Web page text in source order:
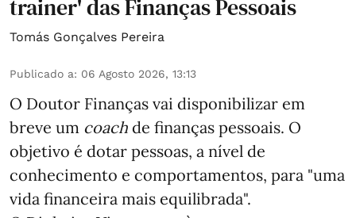
trainer' das Finanças Pessoais
Tomás Gonçalves Pereira
Publicado a: 06 Agosto 2026, 13:13
O Doutor Finanças vai disponibilizar em
breve um coach de finanças pessoais. O
objetivo é dotar pessoas, a nível de
conhecimento e comportamentos, para "uma
vida financeira mais equilibrada".